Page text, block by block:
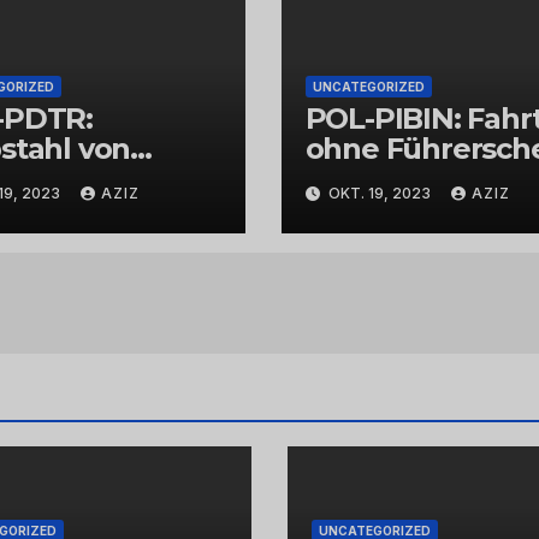
von
2023 AZIZ
UNCATEGORIZED
POL-PIBIN:
ohne
und unter
von Drogen
OKT. 19, 2023 AZIZ
UNCATEGORIZED